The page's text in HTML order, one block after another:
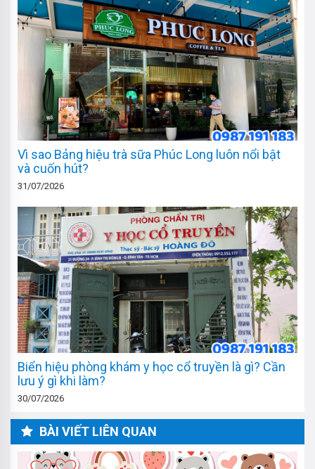
Vì sao Bảng hiệu trà sữa Phúc Long luôn nổi bật
và cuốn hút?
31/07/2026
Biển hiệu phòng khám y học cổ truyền là gì? Cần
lưu ý gì khi làm?
30/07/2026
BÀI VIẾT LIÊN QUAN